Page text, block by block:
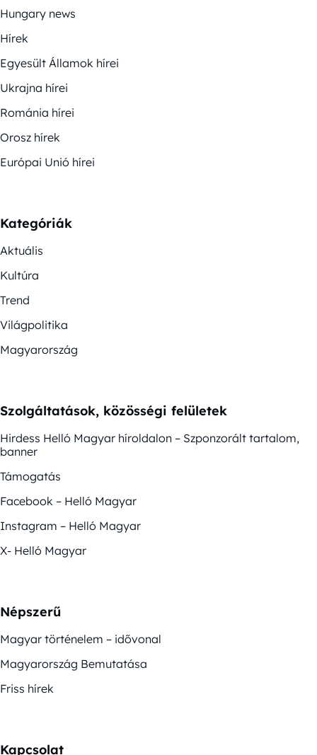
Hungary news
Hírek
Egyesült Államok hírei
Ukrajna hírei
Románia hírei
Orosz hírek
Európai Unió hírei
Kategóriák
Aktuális
Kultúra
Trend
Világpolitika
Magyarország
Szolgáltatások, közösségi felületek
Hirdess Helló Magyar híroldalon – Szponzorált tartalom,
banner
Támogatás
Facebook – Helló Magyar
Instagram – Helló Magyar
X- Helló Magyar
Népszerű
Magyar történelem – idővonal
Magyarország Bemutatása
Friss hírek
Kapcsolat